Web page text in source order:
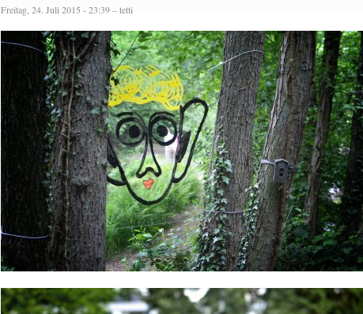
Freitag, 24. Juli 2015 - 23:39 – tetti